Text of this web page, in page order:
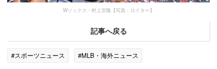
Wソックス・村上宗隆【写真：ロイター】
記事へ戻る
#スポーツニュース #MLB・海外ニュース